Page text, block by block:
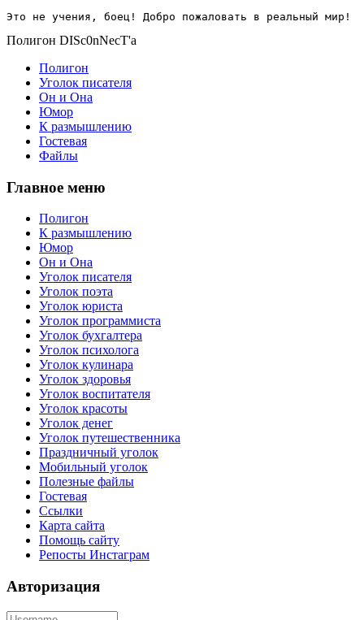
Это не учения, боец! Добро пожаловать в реальный мир!
Полигон DISc0nNecT'a
Полигон
Уголок писателя
Он и Она
Юмор
К размышлению
Гостевая
Файлы
Главное меню
Полигон
К размышлению
Юмор
Он и Она
Уголок писателя
Уголок поэта
Уголок юриста
Уголок программиста
Уголок бухгалтера
Уголок психолога
Уголок кулинара
Уголок здоровья
Уголок воспитателя
Уголок красоты
Уголок денег
Уголок путешественника
Праздничный уголок
Мобильный уголок
Полезные файлы
Гостевая
Ссылки
Карта сайта
Помощь сайту
Репосты Инстаграм
Авторизация